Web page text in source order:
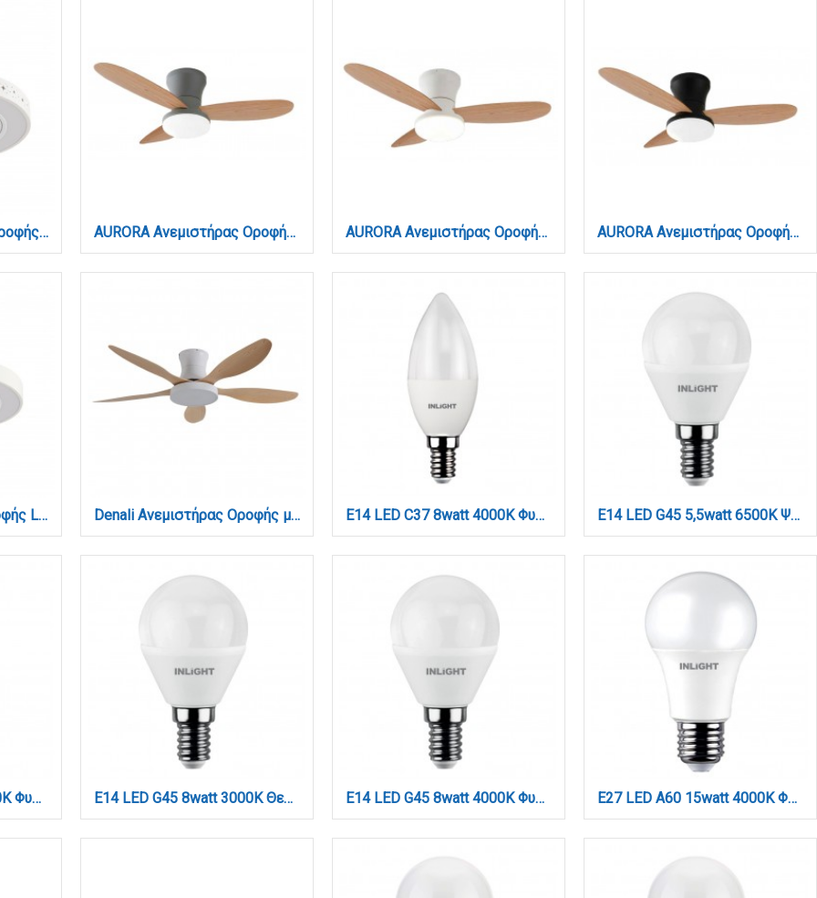
Almanor Ανεμιστήρας Οροφής LED με App Control & 3CCT | Λευκός (101000410) AURORA Ανεμιστήρας Οροφής με LED 20W, DC Μοτέρ & Smart App - Γκρι/Ξύλο (102001030) AURORA Ανεμιστήρας Οροφής με LED 20W, DC Μοτέρ & Smart App - Λευκό/Ξύλο (102001010) AURORA Ανεμιστήρας Οροφής με LED 20W, DC Μοτέρ & Smart App - Μαύρο/Ξύλο (102001020)
Chilko Ανεμιστήρας Οροφής LED με App Control & 3CCT | Λευκός (101000310) Denali Ανεμιστήρας Οροφής με LED 24W, DC Μοτέρ & Smart App - Λευκό/Ξύλο (102000710) E14 LED C37 8watt 4000Κ Φυσικό Λευκό (7.14.08.13.2) E14 LED G45 5,5watt 6500K Ψυχρό Λευκό (7.14.05.14.3)
E14 LED G45 7watt 4000K Φυσικό Λευκό (7.14.07.14.2) E14 LED G45 8watt 3000K Θερμό Λευκό (7.14.08.14.1) E14 LED G45 8watt 4000K Φυσικό Λευκό (7.14.08.14.2) E27 LED A60 15watt 4000Κ Φυσικό Λευκό (7.27.15.04.2)